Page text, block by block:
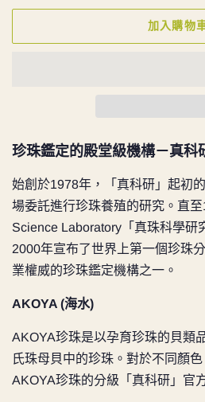
加入購物
珍珠鑑定的殿堂級機構－真科
始創於1978年，「真科研」起初
場委託進行珍珠養殖的研究。直
Science Laboratory「真珠科學研
2000年宣布了世界上第一個珍珠
業權威的珍珠鑑定機構之一。
AKOYA (海水)
AKOYA珍珠是以孕育珍珠的貝類
氏珠母貝中的珍珠。對於不同顏
AKOYA珍珠的分級「真科研」官